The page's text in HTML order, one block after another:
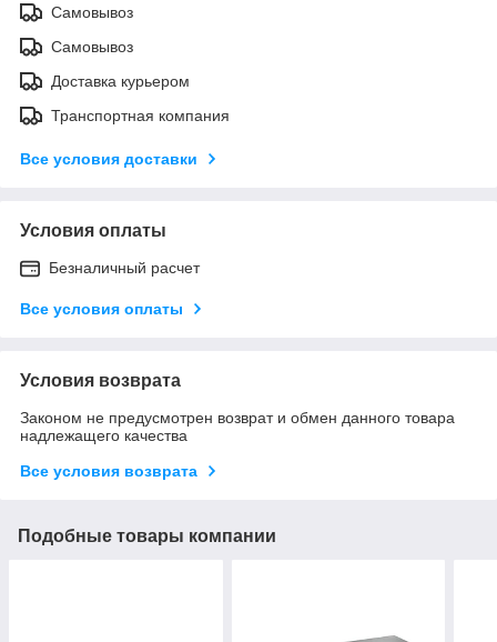
Самовывоз
Самовывоз
Доставка курьером
Транспортная компания
Все условия доставки
Условия оплаты
Безналичный расчет
Все условия оплаты
Условия возврата
Законом не предусмотрен возврат и обмен данного товара
надлежащего качества
Все условия возврата
Подобные товары компании